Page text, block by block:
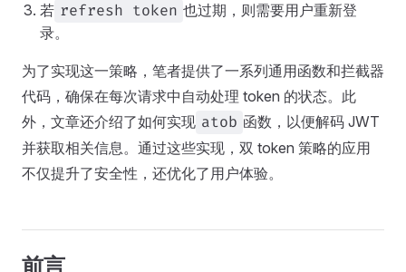
若 refresh token 也过期，则需要用户重新登
录。
为了实现这一策略，笔者提供了一系列通用函数和拦截器
代码，确保在每次请求中自动处理 token 的状态。此
外，文章还介绍了如何实现 atob 函数，以便解码 JWT
并获取相关信息。通过这些实现，双 token 策略的应用
不仅提升了安全性，还优化了用户体验。
前言